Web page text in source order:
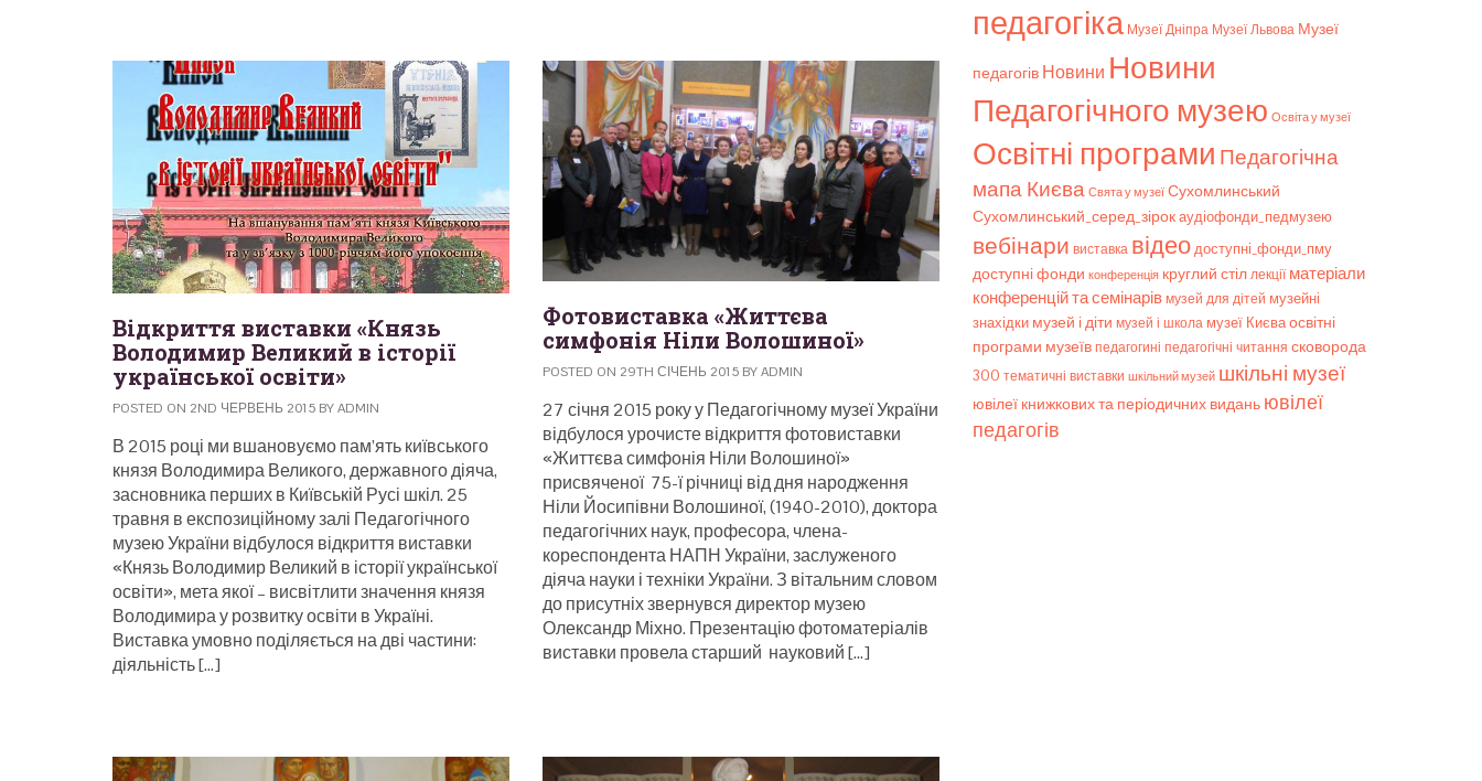
Відкриття виставки «Князь
Володимир Великий в історії
української освіти»
POSTED ON 2ND ЧЕРВЕНЬ 2015 BY ADMIN
В 2015 році ми вшановуємо пам’ять київського
князя Володимира Великого, державного діяча,
засновника перших в Київській Русі шкіл. 25
травня в експозиційному залі Педагогічного
музею України відбулося відкриття виставки
«Князь Володимир Великий в історії української
освіти», мета якої – висвітлити значення князя
Володимира у розвитку освіти в Україні.
Виставка умовно поділяється на дві частини:
діяльність […]
Фотовиставка «Життєва
симфонія Ніли Волошиної»
POSTED ON 29TH СІЧЕНЬ 2015 BY ADMIN
27 січня 2015 року у Педагогічному музеї України
відбулося урочисте відкриття фотовиставки
«Життєва симфонія Ніли Волошиної»
присвяченої 75-ї річниці від дня народження
Ніли Йосипівни Волошиної, (1940-2010), доктора
педагогічних наук, професора, члена-
кореспондента НАПН України, заслуженого
діяча науки і техніки України. З вітальним словом
до присутніх звернувся директор музею
Олександр Міхно. Презентацію фотоматеріалів
виставки провела старший науковий […]
педагогіка Музеї Дніпра Музеї Львова Музеї
педагогів Новини Новини
Педагогічного музею Освіта у музеї
Освітні програми Педагогічна
мапа Києва Свята у музеї Сухомлинський
Сухомлинський_серед_зірокаудіофонди_педмузею
вебінари виставка відеодоступні_фонди_пму
доступні фонди конференція круглий стіл лекції матеріали
конференцій та семінарів музей для дітей музейні
знахідки музей і діти музей і школа музеї Києваосвітні
програми музеїв педагогині педагогічні читання сковорода
300 тематичні виставки шкільний музей шкільні музеї
ювілеї книжкових та періодичних видань ювілеї
педагогів